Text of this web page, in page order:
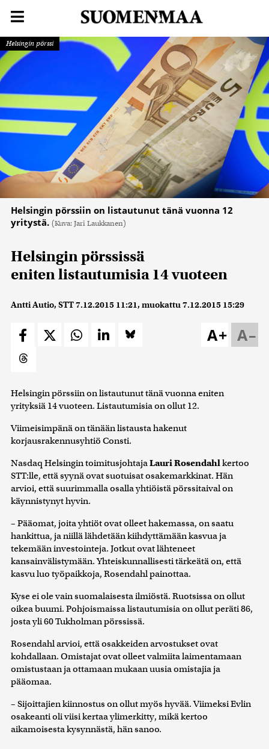
Helsingin pörssi
Helsingin pörssiin on listautunut tänä vuonna 12
yritystä. (Kuva: Jari Laukkanen)
Helsingin pörssissä
eniten listautumisia 14 vuoteen
Antti Autio, STT7.12.2015 11:21, muokattu7.12.2015 15:29
A–
A+
Helsingin pörssiin on listautunut tänä vuonna eniten
yrityksiä 14 vuoteen. Listautumisia on ollut 12.
Viimeisimpänä on tänään listausta hakenut
korjausrakennusyhtiö Consti.
Nasdaq Helsingin toimitusjohtajaLauri Rosendahlkertoo
STT:lle, että syynä ovat suotuisat osakemarkkinat. Hän
arvioi, että suurimmalla osalla yhtiöistä pörssitaival on
käynnistynyt hyvin.
– Pääomat, joita yhtiöt ovat olleet hakemassa, on saatu
hankittua, ja niillä lähdetään kiihdyttämään kasvua ja
tekemään investointeja. Jotkut ovat lähteneet
kansainvälistymään. Yhteiskunnallisesti tärkeätä on, että
kasvu luo työpaikkoja, Rosendahl painottaa.
Kyse ei ole vain suomalaisesta ilmiöstä. Ruotsissa on ollut
oikea buumi. Pohjoismaissa listautumisia on ollut peräti 86,
josta yli 60 Tukholman pörssissä.
Rosendahl arvioi, että osakkeiden arvostukset ovat
kohdallaan. Omistajat ovat olleet valmiita laimentamaan
omistustaan ja ottamaan mukaan uusia omistajia ja
pääomaa.
– Sijoittajien kiinnostus on ollut myös hyvää. Viimeksi Evlin
osakeanti oli viisi kertaa ylimerkitty, mikä kertoo
aikamoisesta kysynnästä, hän sanoo.